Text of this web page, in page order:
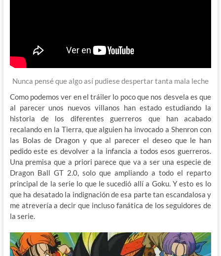
Nunca pensé que algo así pudiese despertar tanta mala leche
Como podemos ver en el tráiler lo poco que nos desvela es que
al parecer unos nuevos villanos han estado estudiando la
historia de los diferentes guerreros que han acabado
recalando en la Tierra, que alguien ha invocado a Shenron con
las Bolas de Dragon y que al parecer el deseo que le han
pedido este es devolver a la infancia a todos esos guerreros.
Una premisa que a priori parece que va a ser una especie de
Dragon Ball GT 2.0, solo que ampliando a todo el reparto
principal de la serie lo que le sucedió allí a Goku. Y esto es lo
que ha desatado la indignación de esa parte tan escandalosa y
me atrevería a decir que incluso fanática de los seguidores de
la serie.